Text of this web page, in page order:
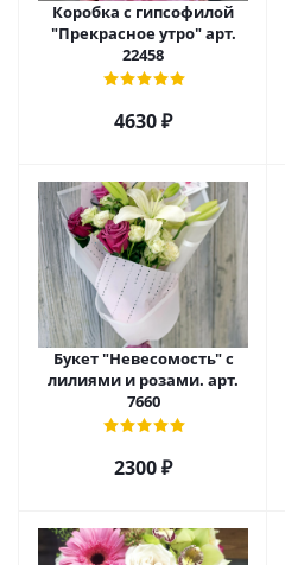
Коробка с гипсофилой
"Прекрасное утро" арт.
22458
4630 ₽
Букет "Невесомость" с
лилиями и розами. арт.
7660
2300 ₽